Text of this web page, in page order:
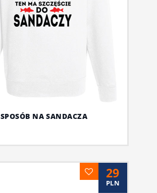
SPOSÓB NA SANDACZA
29
PLN